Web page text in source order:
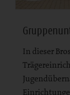
In dieser